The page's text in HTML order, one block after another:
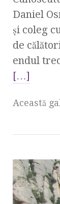
Daniel
şi coleg
de
endul
[…]
Această